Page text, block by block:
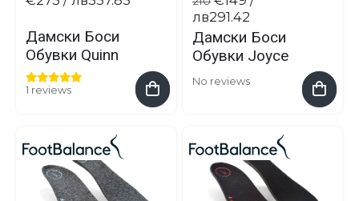
Дамски Боси
Обувки Quinn
1 reviews
Дамски Боси
Обувки Joyce
No reviews
лв291.42